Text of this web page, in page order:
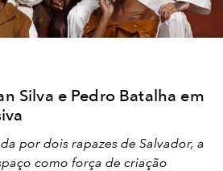
Silva e Pedro Batalha em
por dois rapazes de Salvador, a
como força de criação